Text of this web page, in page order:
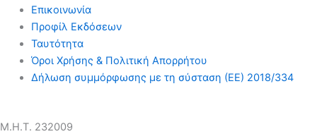
Επικοινωνία
Προφίλ Εκδόσεων
Ταυτότητα
Όροι Χρήσης & Πολιτική Απορρήτου
Δήλωση συμμόρφωσης με τη σύσταση (ΕΕ) 2018/334
Μ.Η.Τ. 232009